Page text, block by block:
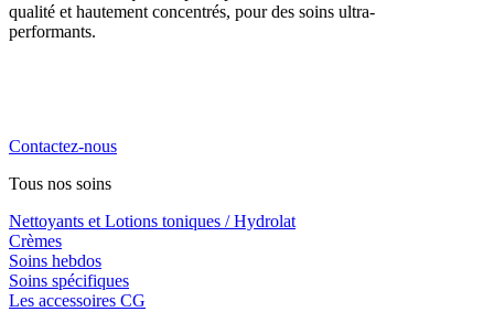
qualité et hautement concentrés, pour des soins ultra-
performants.
Contactez-nous
Tous nos soins
Nettoyants et Lotions toniques / Hydrolat
Crèmes
Soins hebdos
Soins spécifiques
Les accessoires CG